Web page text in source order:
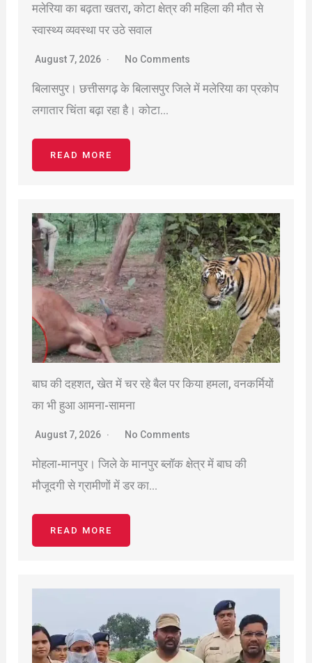
मलेरिया का बढ़ता खतरा, कोटा क्षेत्र की महिला की मौत से
स्वास्थ्य व्यवस्था पर उठे सवाल
August 7, 2026 No Comments
बिलासपुर। छत्तीसगढ़ के बिलासपुर जिले में मलेरिया का प्रकोप
लगातार चिंता बढ़ा रहा है। कोटा…
READ MORE
बाघ की दहशत, खेत में चर रहे बैल पर किया हमला, वनकर्मियों
का भी हुआ आमना-सामना
August 7, 2026 No Comments
मोहला-मानपुर। जिले के मानपुर ब्लॉक क्षेत्र में बाघ की
मौजूदगी से ग्रामीणों में डर का…
READ MORE